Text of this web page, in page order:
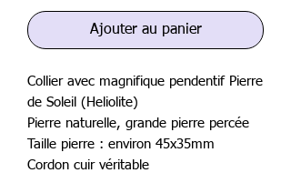
Ajouter au panier
Collier avec magnifique pendentif Pierre
de Soleil (Heliolite)
Pierre naturelle, grande pierre percée
Taille pierre : environ 45x35mm
Cordon cuir véritable